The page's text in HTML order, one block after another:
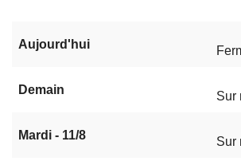
Aujourd'hui
Demain Sur
Mardi - 11/8 Sur